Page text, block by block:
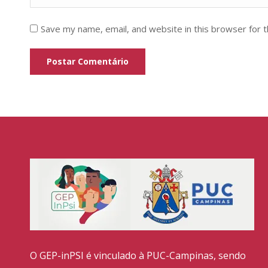
Save my name, email, and website in this browser for
Postar Comentário
O GEP-inPSI é vinculado à PUC-Campinas, sendo